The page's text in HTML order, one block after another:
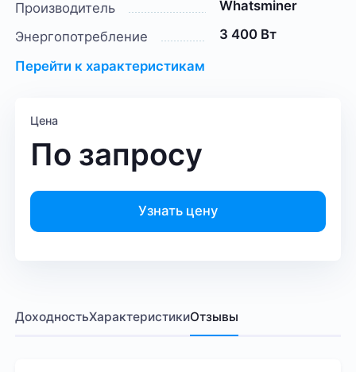
Производитель
Whatsminer
Энергопотребление
3 400 Вт
Перейти к характеристикам
Цена
По запросу
Узнать цену
ДоходностьХарактеристикиОтзывы